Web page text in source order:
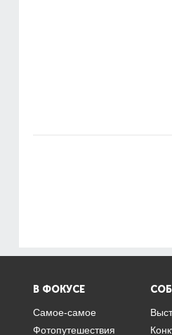
В ФОКУСЕ
Самое-самое
Фотопутешествия